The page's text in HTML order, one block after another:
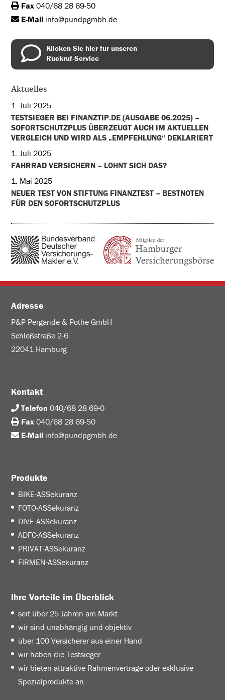
Fax 040/68 28 69-50
E-Mail info@pundpgmbh.de
Klicken Sie hier für unseren
Rückruf-Service
Aktuelles
1. Juli 2025
TESTSIEGER BEI FINANZTIP.DE (AUSGABE 06.2025) –
SOFORTSCHUTZPLUS ÜBERZEUGT AUCH IM AKTUELLEN
VERGLEICH UND WIRD ALS „EMPFEHLUNG“ DEKLARIERT
1. Juli 2025
FAHRRAD VERSICHERN – LOHNT SICH DAS?
1. Mai 2025
NEUER TEST VON STIFTUNG FINANZTEST – BESTNOTEN
FÜR DEN SOFORTSCHUTZPLUS
Adresse
P&P Pergande & Pöthe GmbH
Schloßstraße 2-6
22041 Hamburg
Kontakt
Telefon 040/68 28 69-0
Fax 040/68 28 69-50
E-Mail info@pundpgmbh.de
Produkte
BIKE-ASSekuranz
FOTO-ASSekuranz
DIVE-ASSekuranz
ADFC-ASSekuranz
PRIVAT-ASSekuranz
FIRMEN-ASSekuranz
Ihre Vorteile im Überblick
seit über 25 Jahren am Markt
wir sind unabhängig und objektiv
über 100 Versicherer aus einer Hand
wir haben die Testsieger
wir bieten attraktive Rahmenverträge oder exklusive
Spezialprodukte an